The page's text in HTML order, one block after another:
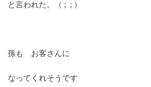
と言われた。（ ; ; ）
孫も お客さんに
なってくれそうです